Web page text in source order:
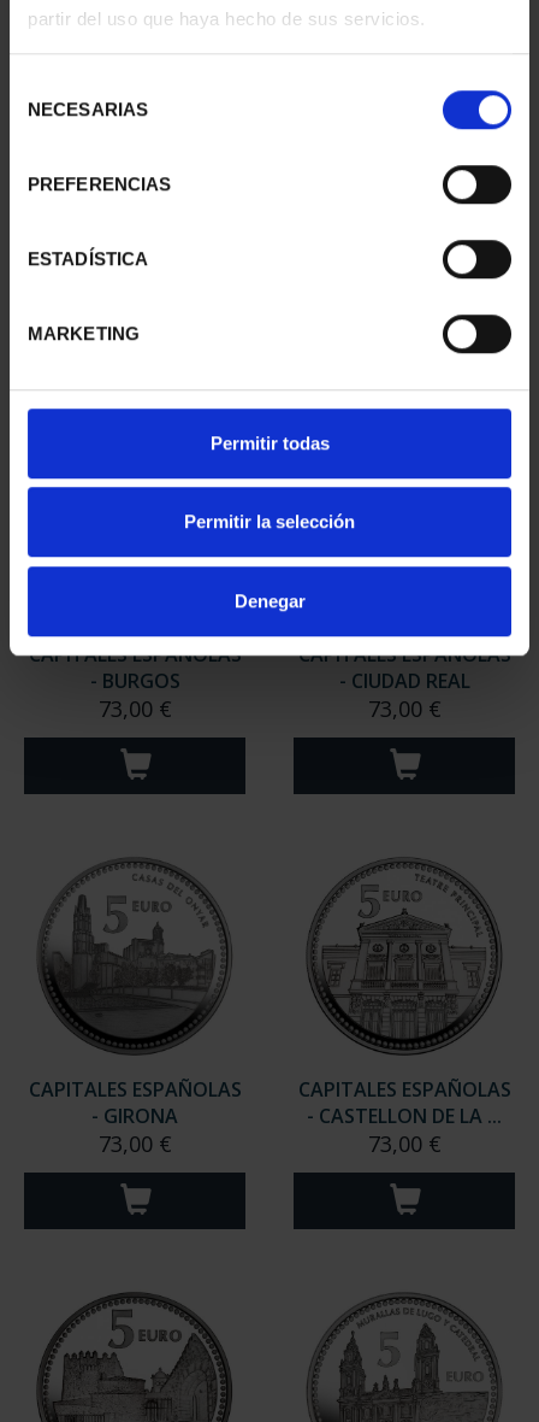
partir del uso que haya hecho de sus servicios.
NECESARIAS
PREFERENCIAS
ESTADÍSTICA
MARKETING
Permitir todas
Permitir la selección
Denegar
- TERUEL
73,00 €
- TENERIFE
CAPITALES ESPAÑOLAS
- BURGOS
73,00 €
CAPITALES ESPAÑOLAS
- CIUDAD REAL
73,00 €
CAPITALES ESPAÑOLAS
- GIRONA
73,00 €
CAPITALES ESPAÑOLAS
- CASTELLON DE LA ...
73,00 €